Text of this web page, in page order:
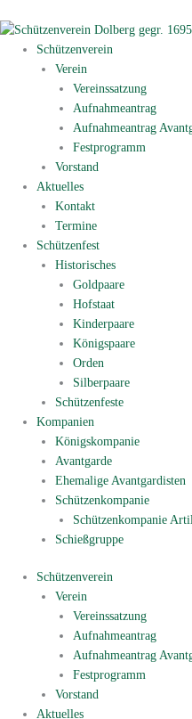
Inhalt
springenSchützenverein
Verein
Vereinssatzung
Aufnahmeantrag
Aufnahmeantrag
Festprogramm
Vorstand
Aktuelles
Kontakt
Termine
Schützenfest
Historisches
Goldpaare
Hofstaat
Kinderpaare
Königspaare
Orden
Silberpaare
Schützenfeste
Kompanien
Königskompanie
Avantgarde
Ehemalige Avantgardisten
Schützenkompanie
Schützenkompanie
Schießgruppe
Schützenverein
Verein
Vereinssatzung
Aufnahmeantrag
Aufnahmeantrag
Festprogramm
Vorstand
Aktuelles